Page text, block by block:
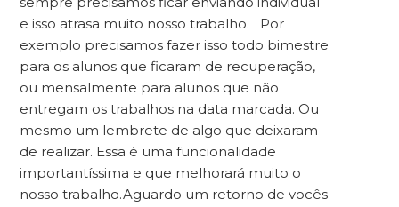
e isso atrasa muito nosso trabalho. Por
exemplo precisamos fazer isso todo bimestre
para os alunos que ficaram de recuperação,
ou mensalmente para alunos que não
entregam os trabalhos na data marcada. Ou
mesmo um lembrete de algo que deixaram
de realizar. Essa é uma funcionalidade
importantíssima e que melhorará muito o
nosso trabalho.Aguardo um retorno de vocês